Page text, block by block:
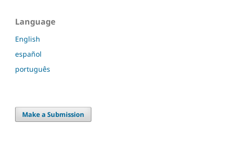
Language
English
español
português
Make a Submission